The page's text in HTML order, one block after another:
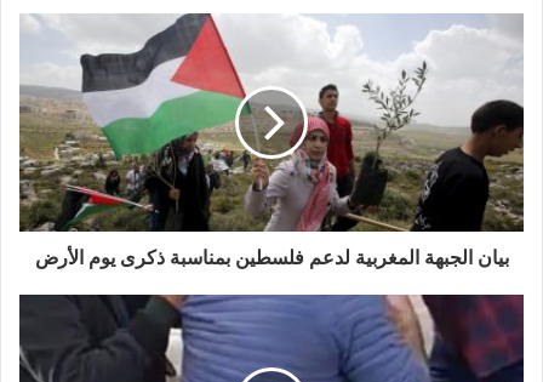
بيان الجبهة المغربية لدعم فلسطين بمناسبة ذكرى يوم الأرض